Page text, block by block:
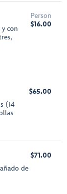
con
Person
$16.00
(14
$65.00
de
$71.00